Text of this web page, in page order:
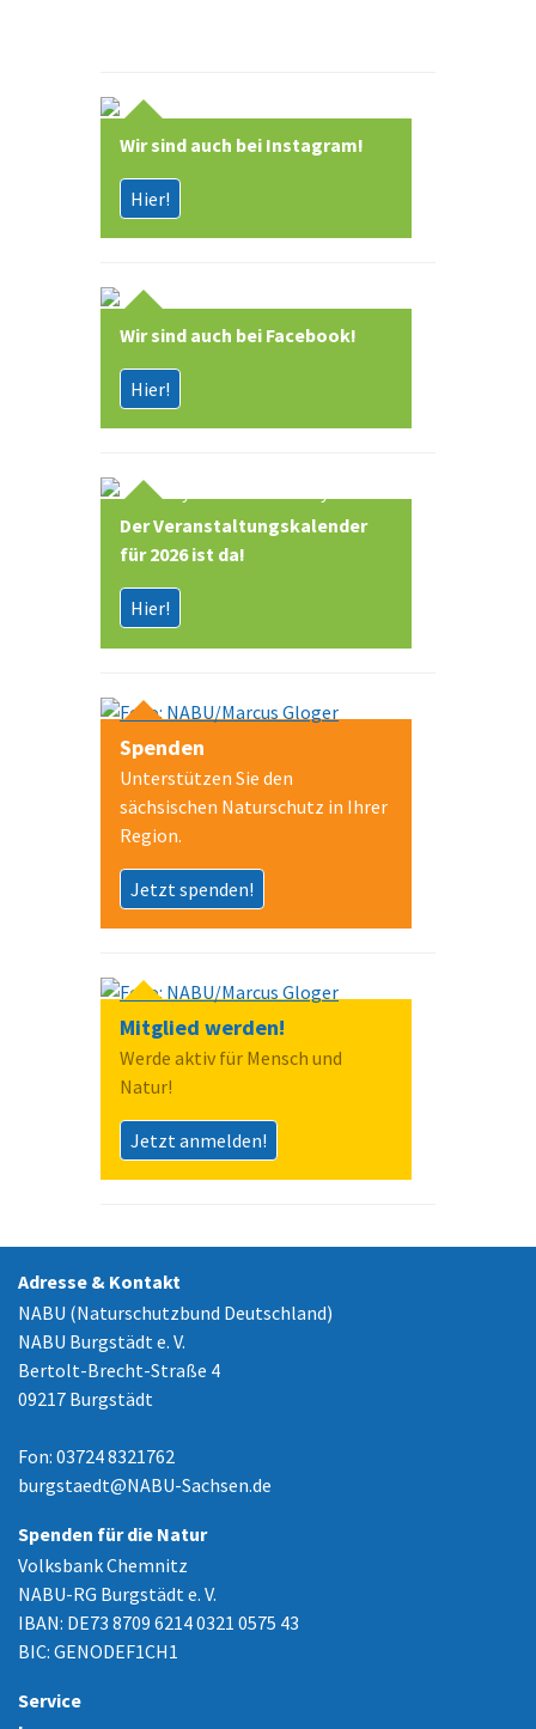
Wir sind auch bei Instagram!
Hier!
Wir sind auch bei Facebook!
Hier!
Der Veranstaltungskalender
für 2026 ist da!
Hier!
Spenden
Unterstützen Sie den
sächsischen Naturschutz in Ihrer
Region.
Jetzt spenden!
Mitglied werden!
Werde aktiv für Mensch und
Natur!
Jetzt anmelden!
Adresse & Kontakt
NABU (Naturschutzbund Deutschland)
NABU Burgstädt e. V.
Bertolt-Brecht-Straße 4
09217 Burgstädt
Fon: 03724 8321762
burgstaedt@NABU-Sachsen.de
Spenden für die Natur
Volksbank Chemnitz
NABU-RG Burgstädt e. V.
IBAN: DE73 8709 6214 0321 0575 43
BIC: GENODEF1CH1
Service